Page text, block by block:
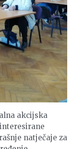
akcijska
natječaje za